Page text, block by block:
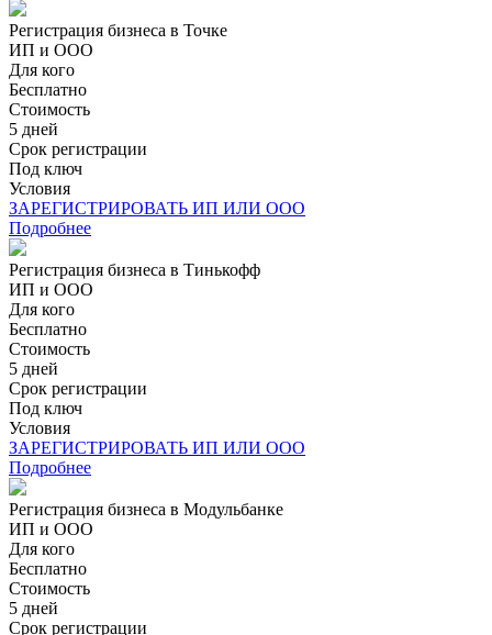
Регистрация бизнеса в Точке
ИП и ООО
Для кого
Бесплатно
Стоимость
5 дней
Срок регистрации
Под ключ
Условия
ЗАРЕГИСТРИРОВАТЬ ИП ИЛИ ООО
Подробнее
Регистрация бизнеса в Тинькофф
ИП и ООО
Для кого
Бесплатно
Стоимость
5 дней
Срок регистрации
Под ключ
Условия
ЗАРЕГИСТРИРОВАТЬ ИП ИЛИ ООО
Подробнее
Регистрация бизнеса в Модульбанке
ИП и ООО
Для кого
Бесплатно
Стоимость
5 дней
Срок регистрации